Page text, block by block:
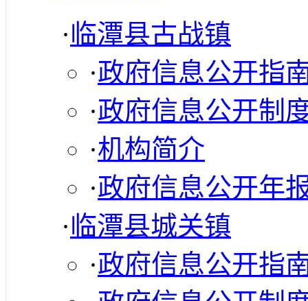
·临潭县古战镇
·政府信息公开指
·政府信息公开制
·机构简介
·政府信息公开年
·临潭县城关镇
·政府信息公开指